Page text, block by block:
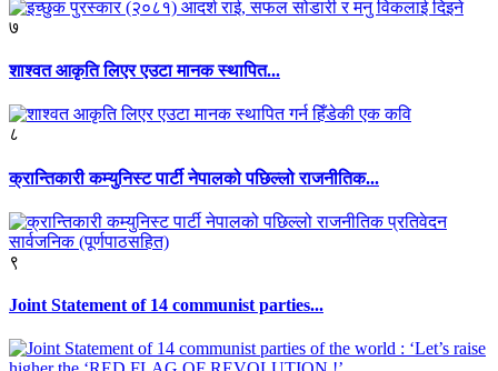
७
शाश्वत आकृति लिएर एउटा मानक स्थापित...
८
क्रान्तिकारी कम्युनिस्ट पार्टी नेपालको पछिल्लो राजनीतिक...
९
Joint Statement of 14 communist parties...